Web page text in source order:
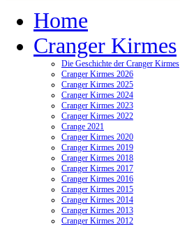
Home
Cranger Kirmes
Die Geschichte der Cranger Kirmes
Cranger Kirmes 2026
Cranger Kirmes 2025
Cranger Kirmes 2024
Cranger Kirmes 2023
Cranger Kirmes 2022
Crange 2021
Cranger Kirmes 2020
Cranger Kirmes 2019
Cranger Kirmes 2018
Cranger Kirmes 2017
Cranger Kirmes 2016
Cranger Kirmes 2015
Cranger Kirmes 2014
Cranger Kirmes 2013
Cranger Kirmes 2012